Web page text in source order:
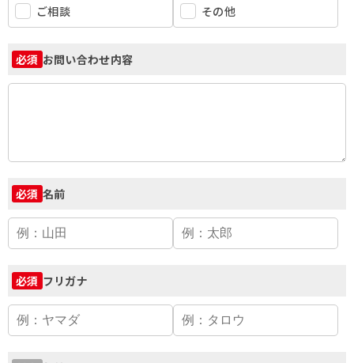
ご相談 その他
必須 お問い合わせ内容
必須 名前
必須 フリガナ